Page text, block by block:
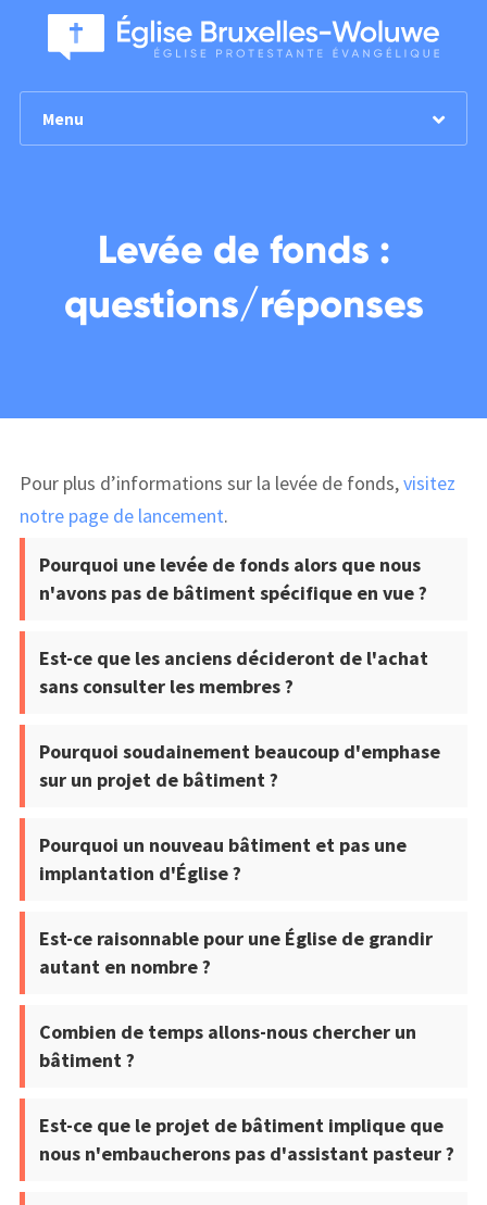
Menu
Levée de fonds :
questions/réponses
Pour plus d’informations sur la levée de fonds,visitez
notre page de lancement.
Pourquoi une levée de fonds alors que nous
n'avons pas de bâtiment spécifique en vue ?
Est-ce que les anciens décideront de l'achat
sans consulter les membres ?
Pourquoi soudainement beaucoup d'emphase
sur un projet de bâtiment ?
Pourquoi un nouveau bâtiment et pas une
implantation d'Église ?
Est-ce raisonnable pour une Église de grandir
autant en nombre ?
Combien de temps allons-nous chercher un
bâtiment ?
Est-ce que le projet de bâtiment implique que
nous n'embaucherons pas d'assistant pasteur ?